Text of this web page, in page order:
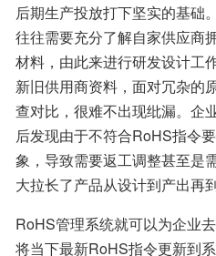
后期生产投放打下坚实的基础
往往需要充分了解自家供应商
材料，由此来进行研发设计工
新旧供用商资料，面对冗杂的
查对比，很难不出现纰漏。企
后发现由于不符合RoHS指令
象，导致需要返工调整甚至是
大拉长了产品从设计到产出再
RoHS管理系统就可以为企业
将当下最新RoHS指令更新到